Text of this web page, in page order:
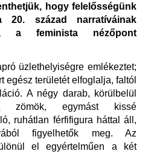
hogy felelősségünk
század narratíváinak
a feminista nézőpont
üzlethelyiségre emlékeztet;
egész területét elfoglalja, faltól
A négy darab, körülbelül
zömök, egymást kissé
ruhátlan férfifigura háttal áll,
figyelhetők meg. Az
el egyértelműen a két